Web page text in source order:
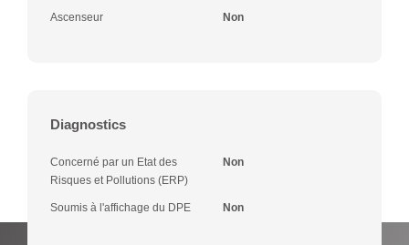
Ascenseur Non
Diagnostics
Concerné par un Etat des
Risques et Pollutions (ERP)
Non
Soumis à l'affichage du DPE Non